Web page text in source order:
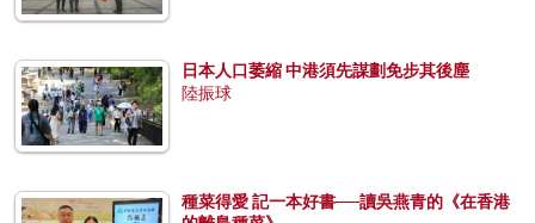
日本人口萎縮 中港須先謀劃免步其後塵
陸振球
種菜得愛 記一本好書──讀吳燕青的《在香港